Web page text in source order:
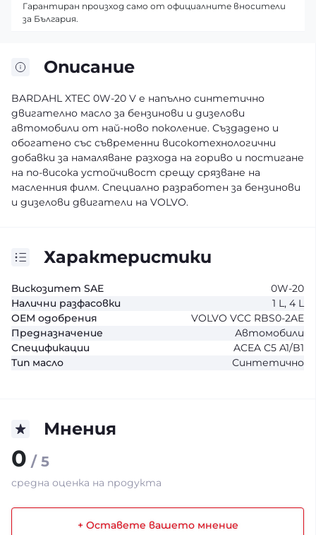
Описание
BARDAHL XTEC 0W-20 V е напълно синтетично
двигателно масло за бензинови и дизелови
автомобили от най-ново поколение. Създадено и
обогатено със съвременни високотехнологични
добавки за намаляване разхода на гориво и постигане
на по-висока устойчивост срещу срязване на
масленния филм. Специално разработен за бензинови
и дизелови двигатели на VOLVO.
Характеристики
Вискозитет SAE
0W-20
Налични разфасовки
1 L, 4 L
ОЕМ одобрения
VOLVO VCC RBS0-2AE
Предназначение
Автомобили
Спецификации
ACEA C5 A1/B1
Тип масло
Синтетично
Мнения
0 / 5
средна оценка на продукта
+ Оставете вашето мнение
Гарантиран произход само от официалните вносители
за България.